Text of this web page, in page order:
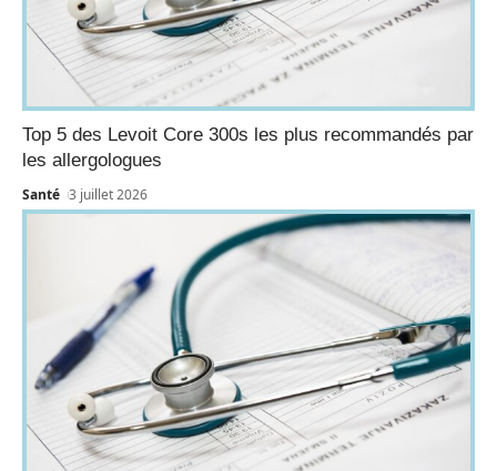
Top 5 des Levoit Core 300s les plus recommandés par
les allergologues
Santé 3 juillet 2026